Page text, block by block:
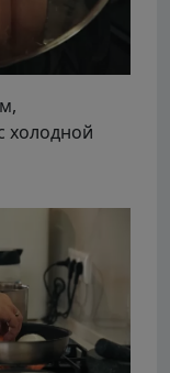
холодной